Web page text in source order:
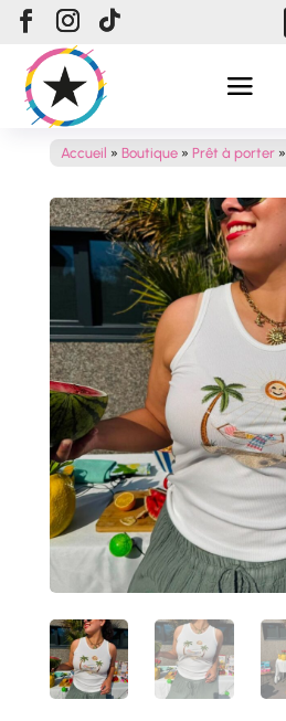
Accueil » Boutique» Prêt à porter»